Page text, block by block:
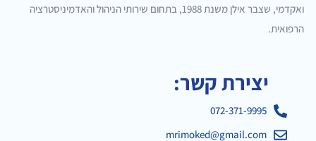
ואקדמי, שצבר אילן משנת 1988, בתחום שירותי הניהול והאדמיניסטרציה
הרפואית.
יצירת קשר:
072-371-9995
mrimoked@gmail.com